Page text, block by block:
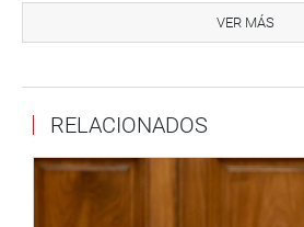
jefa de la OCMA, Ana María Aranda,
ante la Comisión para explicar el
no tiene tiempo”.
En tanto, Salgado reiteró su pedido
del Interior, José Pérez Guadalupe,
construcción del hospital en la zona
VER MÁS
RELACIONADOS